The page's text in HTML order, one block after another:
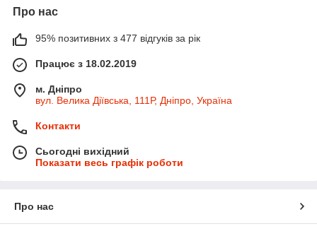
Про нас
95% позитивних з 477 відгуків за рік
Працює з 18.02.2019
м. Дніпро
вул. Велика Діївська, 111Р, Дніпро, Україна
Контакти
Сьогодні вихідний
Показати весь графік роботи
Про нас